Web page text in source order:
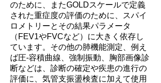
のために、またGOLDスケールで定義
された重症度の評価のために、スパイ
ロメトリーとその結果パラメータ
（FEV1やFVCなど）に大きく依存し
ています。その他の肺機能測定、例え
ば圧-容積曲線、強制振動、胸部画像診
断などは、診断の確定や疾患の進行の
評価に、気管支振盪検査に加えて使用